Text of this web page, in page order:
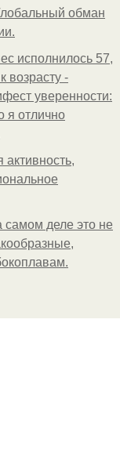
обман
исполнилось 57,
возрасту -
уверенности:
я отлично
деле это не